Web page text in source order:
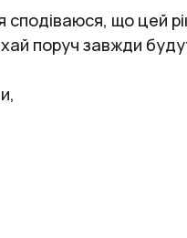
сподіваюся, що
поруч завжди